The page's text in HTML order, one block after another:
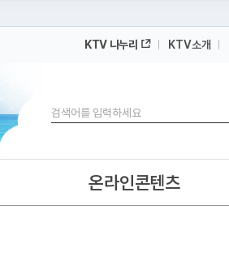
KTV 나누리 KTV소개
검색
온라인콘텐츠